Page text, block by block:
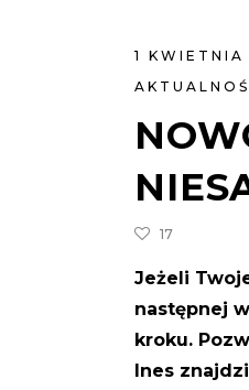
1
17
Jeżeli
następnej
kroku.
Ines